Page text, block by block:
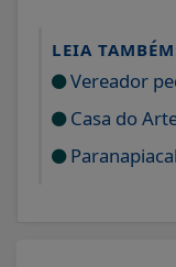
LEIA
Vereador
Casa do